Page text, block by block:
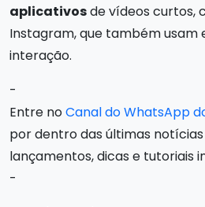
aplicativosde vídeos curtos,
Instagram, que também usam
interação.
-
Entre noCanal do WhatsApp
por dentro das últimas
lançamentos, dicas e tutoriais
-